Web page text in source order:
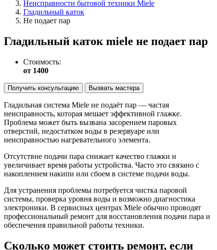
Неисправности бытовой техники Miele
Гладильный каток
Не подает пар
Гладильный каток miele не подает пар
Стоимость:
от 1400
Получить консультацию Вызвать мастера
Гладильная система Miele не подаёт пар — частая
неисправность, которая мешает эффективной глажке.
Проблема может быть вызвана засорением паровых
отверстий, недостатком воды в резервуаре или
неисправностью нагревательного элемента.
Отсутствие подачи пара снижает качество глажки и
увеличивает время работы устройства. Часто это связано с
накоплением накипи или сбоем в системе подачи воды.
Для устранения проблемы потребуется чистка паровой
системы, проверка уровня воды и возможно диагностика
электроники. В сервисных центрах Miele обычно проводят
профессиональный ремонт для восстановления подачи пара и
обеспечения правильной работы техники.
Сколько может стоить ремонт, если